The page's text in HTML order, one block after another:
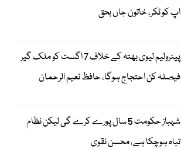
اپ کو ٹکر، خاتون جاں بحق
پیٹرولیم لیوی بھتہ کے خلاف 7 اگست کو ملک گیر
فیصلہ کن احتجاج ہوگا، حافظ نعیم الرحمان
شہباز حکومت 5 سال پورے کرے گی لیکن نظام
تباہ ہوچکا ہے، محسن نقوی